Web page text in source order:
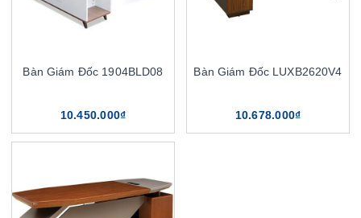
Bàn Giám Đốc 1904BLD08
10.450.000₫
Bàn Giám Đốc LUXB2620V4
10.678.000₫